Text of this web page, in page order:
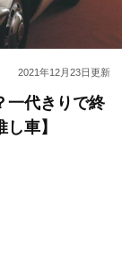
2021年12月23日更新
一代きりで終
車】